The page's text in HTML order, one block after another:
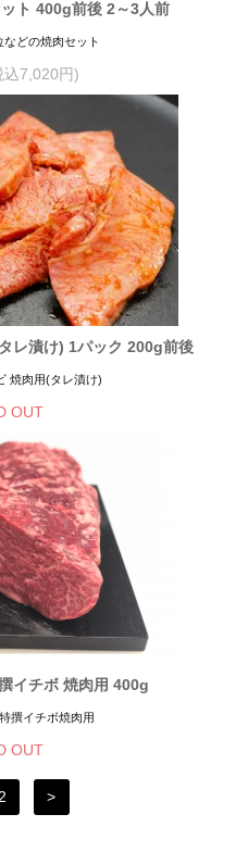
ト 400g前後 2～3人前
どの焼肉セット
込7,020円)
レ漬け) 1パック 200g前後
焼肉用(タレ漬け)
OUT
イチボ 焼肉用 400g
撰イチボ焼肉用
OUT
>